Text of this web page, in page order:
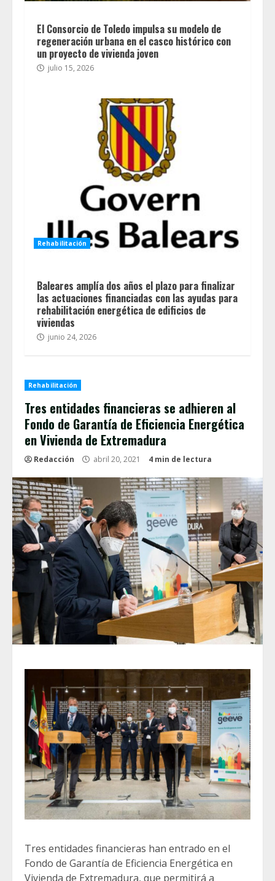
Rehabilitación
Tres entidades financieras se adhieren al
Fondo de Garantía de Eficiencia Energética
en Vivienda de Extremadura
Redacción abril 20, 2021 4 min de lectura
Tres entidades financieras han entrado en el
Fondo de Garantía de Eficiencia Energética en
Vivienda de Extremadura, que permitirá a
El Consorcio de Toledo impulsa su modelo de
regeneración urbana en el casco histórico con
un proyecto de vivienda joven
julio 15, 2026
Rehabilitación
Baleares amplía dos años el plazo para finalizar
las actuaciones financiadas con las ayudas para
rehabilitación energética de edificios de
viviendas
junio 24, 2026